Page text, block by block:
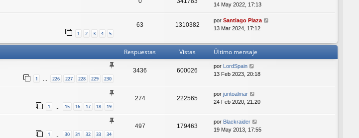
14 May 2022, 17:13
1 2 3 4 5
63 1310382
por Santiago Plaza
13 Mar 2024, 17:12
Respuestas Vistas Último mensaje
1 226 227 228 229 230
3436 600026
por LordSpain
13 Feb 2023, 20:18
1 15 16 17 18 19
274 222565
por juntoalmar
24 Feb 2020, 21:20
1 30 31 32 33 34
497 179463
por Blackraider
19 May 2013, 17:55